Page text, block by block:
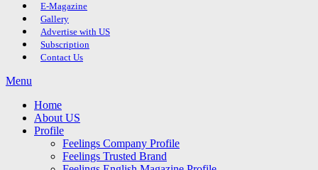
E-Magazine
Gallery
Advertise with US
Subscription
Contact Us
Menu
Home
About US
Profile
Feelings Company Profile
Feelings Trusted Brand